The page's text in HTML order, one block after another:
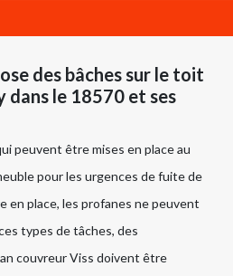
des bâches sur le toit
dans le 18570 et ses
peuvent être mises en place au
pour les urgences de fuite de
en place, les profanes ne peuvent
types de tâches, des
couvreur Viss doivent être